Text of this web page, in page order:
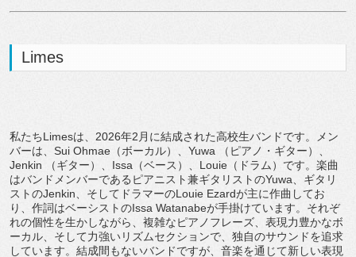
Limes
私たちLimesは、2026年2月に結成された高校生バンドです。メン
バーは、Sui Ohmae（ボーカル）、Yuwa （ピアノ・ギター）、
Jenkin （ギター）、Issa（ベース）、Louie（ドラム）です。楽曲
はバンドメンバーであるピアニスト兼ギタリストのYuwa、ギタリ
ストのJenkin、そしてドラマーのLouie Ezardが主に作曲してお
り、作詞はベーシストのIssa Watanabeが手掛けています。それぞ
れの個性を生かしながら、複雑なピアノフレーズ、表現力豊かなボ
ーカル、そして力強いリズムセクションで、独自のサウンドを追求
しています。結成間もないバンドですが、音楽を通じて新しい表現